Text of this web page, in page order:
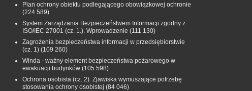
Plan ochrony obiektu podlegającego obowiązkowej ochronie
(224 589)
System Zarządzania Bezpieczeństwem Informacji zgodny z
ISO/IEC 27001 (cz. 1.). Wprowadzenie (111 130)
Zagrożenia bezpieczeństwa informacji w przedsiębiorstwie
(cz. 1) (109 260)
Winda - ważny element bezpieczeństwa pożarowego w
ewakuacji budynków (105 598)
Ochrona osobista (cz. 2). Zjawiska wymuszające potrzebę
stosowania ochrony osobistej (84 046)